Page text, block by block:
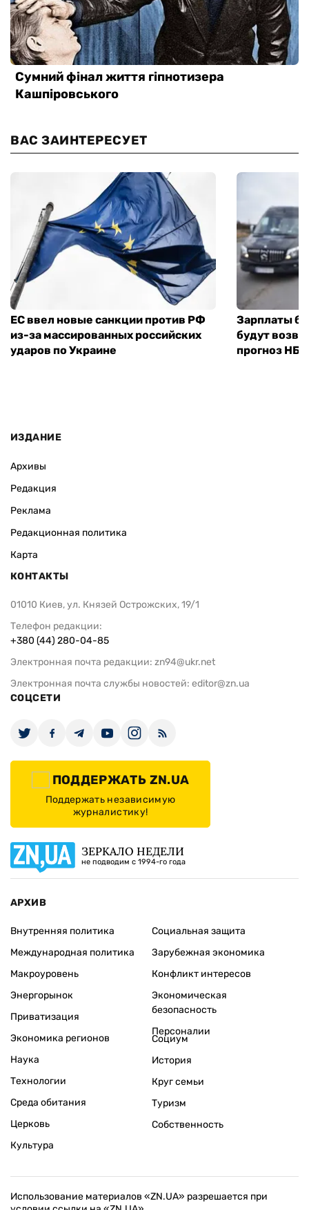
ВАС ЗАИНТЕРЕСУЕТ
ЕС ввел новые санкции против РФ
из-за массированных российских
ударов по Украине
Зарплаты
будут
прогноз НБУ
ИЗДАНИЕ
Архивы
Редакция
Реклама
Редакционная политика
Карта
КОНТАКТЫ
01010 Киев, ул. Князей Острожских, 19/1
Телефон редакции:
+380 (44) 280-04-85
Электронная почта редакции: zn94@ukr.net
Электронная почта службы новостей: editor@zn.ua
СОЦСЕТИ
ПОДДЕРЖАТЬ ZN.UA
Поддержать независимую
журналистику!
ЗЕРКАЛО НЕДЕЛИ
не подводим с 1994-го года
АРХИВ
Внутренняя политика
Международная политика
Макроуровень
Энергорынок
Приватизация
Экономика регионов
Социальная защита
Зарубежная экономика
Конфликт интересов
Экономическая
безопасность
Персоналии
Наука
Технологии
Среда обитания
Церковь
Культура
Социум
История
Круг семьи
Туризм
Собственность
Использование материалов «ZN.UA» разрешается при